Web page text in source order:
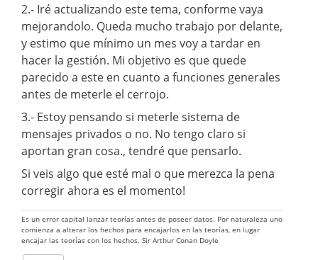
2.- Iré actualizando este tema, conforme vaya
mejorandolo. Queda mucho trabajo por delante,
y estimo que mínimo un mes voy a tardar en
hacer la gestión. Mi objetivo es que quede
parecido a este en cuanto a funciones generales
antes de meterle el cerrojo.
3.- Estoy pensando si meterle sistema de
mensajes privados o no. No tengo claro si
aportan gran cosa., tendré que pensarlo.
Si veis algo que esté mal o que merezca la pena
corregir ahora es el momento!
Es un error capital lanzar teorías antes de poseer datos. Por naturaleza uno
comienza a alterar los hechos para encajarlos en las teorías, en lugar
encajar las teorías con los hechos. Sir Arthur Conan Doyle